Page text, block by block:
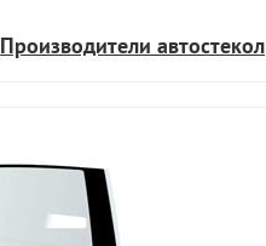
Производители автостекол